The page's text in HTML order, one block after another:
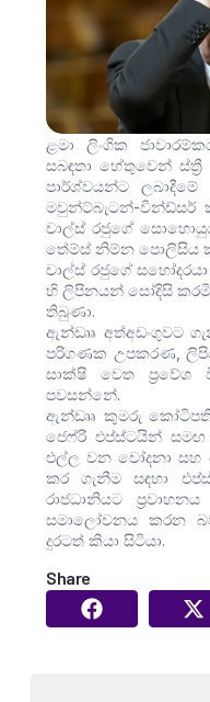
ළමා ලිංගික
සබඳතා හේතුවෙන්
පාර්ශ්වයන්ට
මවුන්ට්බැටන්-වින්ඩ්සර්
චාල්ස් රජුගේ
තේම්ස් නිම්න පොලිසිය
චාල්ස් රජුගේ
හි ලිපිනයන් සෝදිසි
තිබුණා.
ඇන්ඩෲ අත්අඩංගුවට
පරිගණක උපකරණ,
සාක්ෂි වෙත
පවසන්නේ.
ඇන්ඩෲ කුමරු කෝටිපති
ජෙෆ්රි එප්ස්ටයින් සමඟ
එල්ල වන චෝදනා
කර ගැනීම සඳහා
රාජධානියට
සමාලෝචනය කරන
දුරටත් කියා සිටියා.
Share